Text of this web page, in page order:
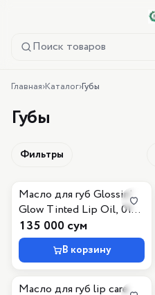
Поиск товаров
Главная›Каталог›Губы
Губы
Фильтры
Масло для губ Glossin'
Glow Tinted Lip Oil, 010
Keep It Juicy, 4 мл
135 000 сум
В корзину
Масло для губ lip care